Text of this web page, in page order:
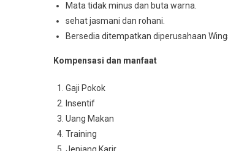
Mata tidak minus dan buta warna.
sehat jasmani dan rohani.
Bersedia ditempatkan diperusahaan
Kompensasi dan manfaat
Gaji Pokok
Insentif
Uang Makan
Training